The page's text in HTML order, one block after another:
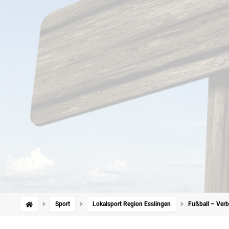
Sport Lokalsport Region Esslingen Fußball –